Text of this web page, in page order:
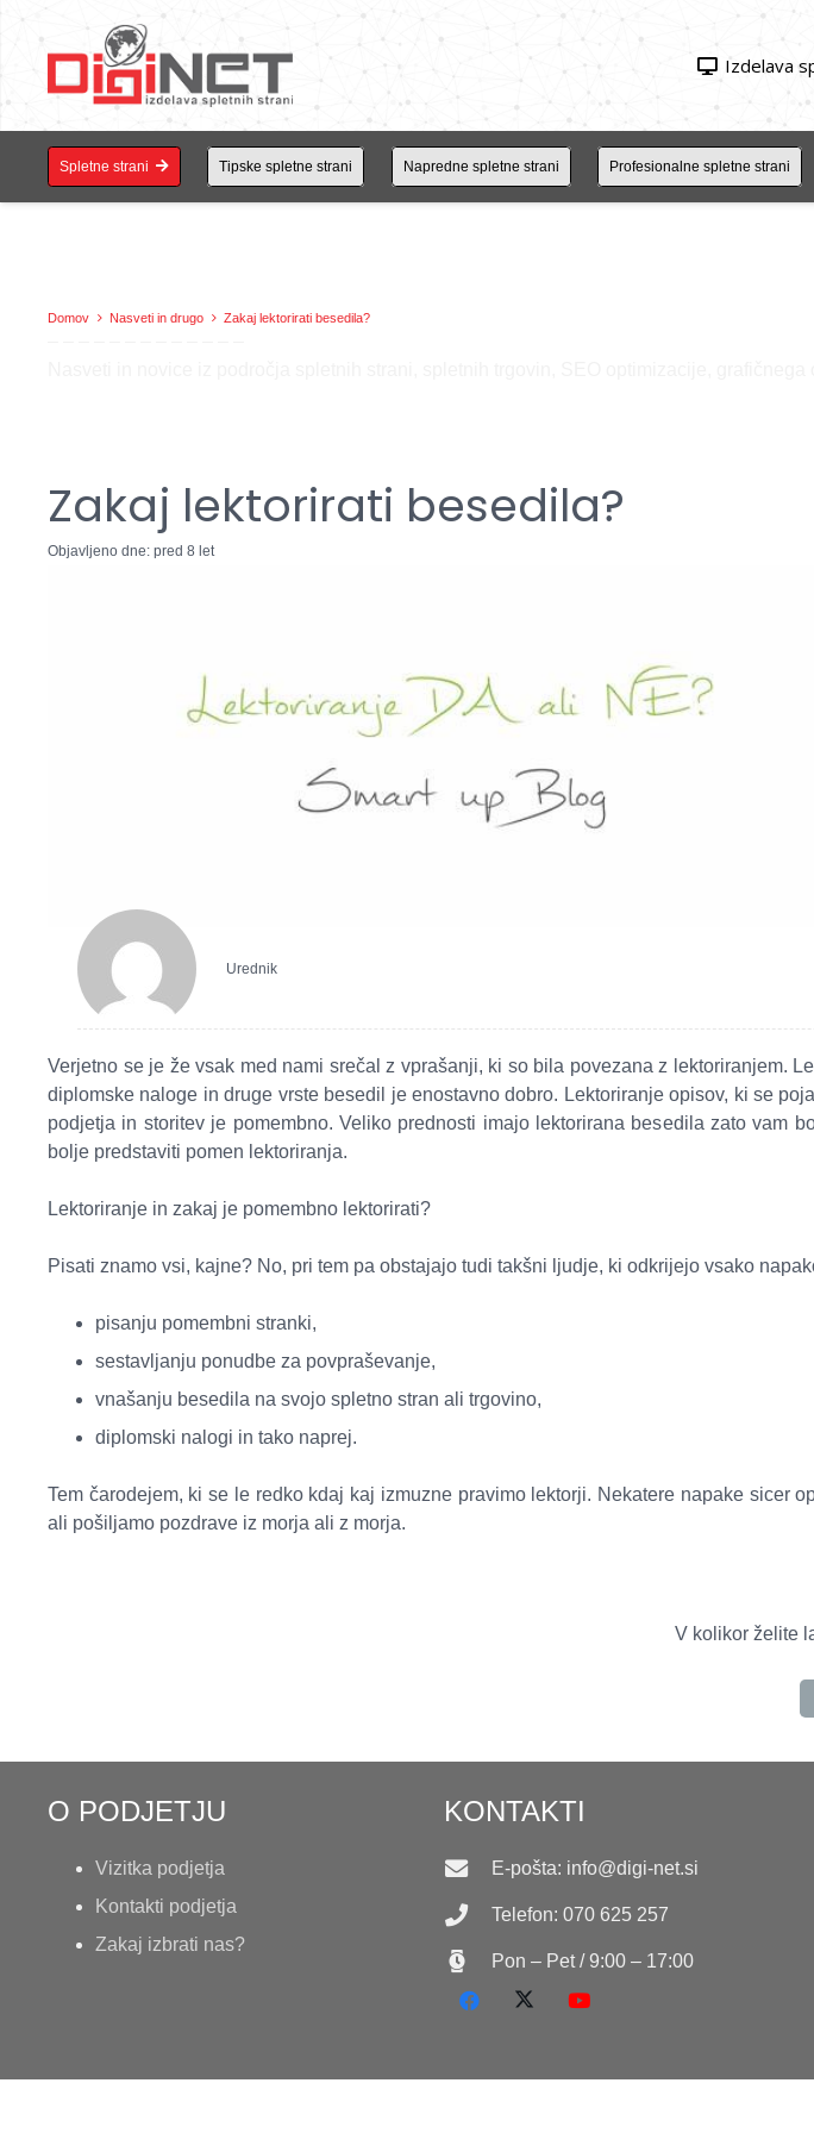
Izdelava
Spletne strani Tipske spletne strani Napredne spletne strani Profesionalne spletne strani
Domov Nasveti in drugo Zakaj lektorirati besedila?
Zakaj lektorirati besedila?
Objavljeno dne: pred 8 let
Urednik
Verjetno se je že vsak med nami srečal z vprašanji, ki so bila povezana z lektoriranjem.
diplomske naloge in druge vrste besedil je enostavno dobro. Lektoriranje opisov, ki se
podjetja in storitev je pomembno. Veliko prednosti imajo lektorirana besedila zato vam
bolje predstaviti pomen lektoriranja.
Lektoriranje in zakaj je pomembno lektorirati?
Pisati znamo vsi, kajne? No, pri tem pa obstajajo tudi takšni ljudje, ki odkrijejo vsako
pisanju pomembni stranki,
sestavljanju ponudbe za povpraševanje,
vnašanju besedila na svojo spletno stran ali trgovino,
diplomski nalogi in tako naprej.
Tem čarodejem, ki se le redko kdaj kaj izmuzne pravimo lektorji. Nekatere napake sicer
ali pošiljamo pozdrave iz morja ali z morja.
V kolikor želite
O PODJETJU
Vizitka podjetja
Kontakti podjetja
Zakaj izbrati nas?
KONTAKTI
E-pošta: info@digi-net.si
Telefon: 070 625 257
Pon – Pet / 9:00 – 17:00